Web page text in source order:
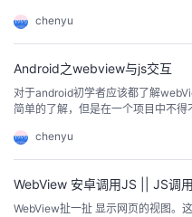
人
主
页
我
的
开
发
者
为一体。 在2.X的平台下，一般设置webview背景为透明的方法如下： wvCon
tent.setBackgroundColor(0)...
chenyu
Android之webview与js交互
对于android初学者应该都了解
简单的了解，但是在一个项目中不
下webview。 webview介绍的原文如下：A View that displays web pages. T
h...
chenyu
WebView 安卓调用JS || JS调
WebView扯一扯 显示网页的视图。这个控件是你可以在你的活动中滚动你自己